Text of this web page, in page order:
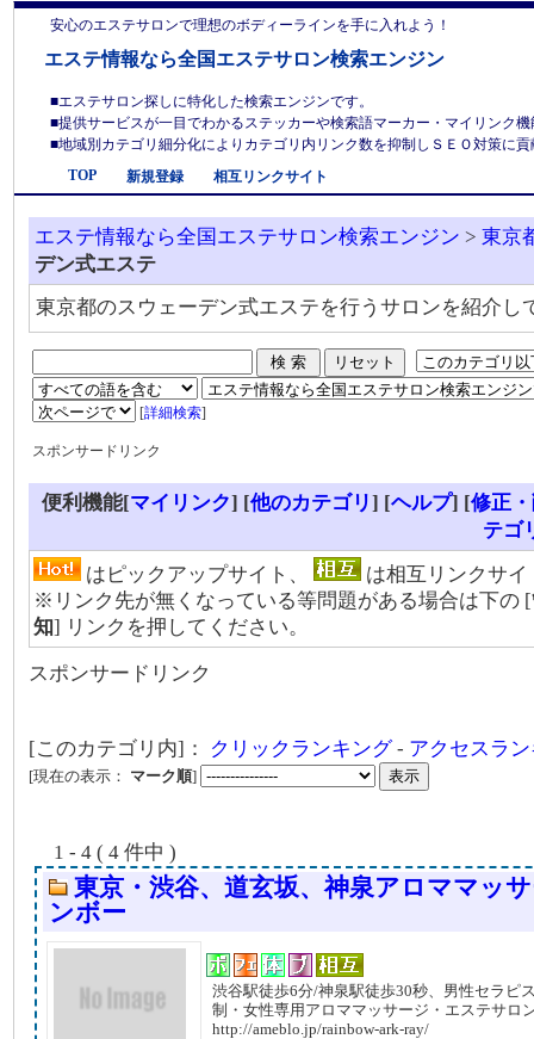
安心のエステサロンで理想のボディーラインを手に入れよう！
エステ情報なら全国エステサロン検索エンジン
■エステサロン探しに特化した検索エンジンです。
■提供サービスが一目でわかるステッカーや検索語マーカー・マイリンク
■地域別カテゴリ細分化によりカテゴリ内リンク数を抑制しＳＥＯ対策に
TOP
新規登録 相互リンクサイト
エステ情報なら全国エステサロン検索エンジン > 東京
デン式エステ
東京都のスウェーデン式エステを行うサロンを紹介し
[詳細検索]
スポンサードリンク
便利機能[マイリンク] [他のカテゴリ] [ヘルプ] [修正
テゴ
はピックアップサイト、
は相互リンクサイ
※リンク先が無くなっている等問題がある場合は下の [
知] リンクを押してください。
スポンサードリンク
[このカテゴリ内]： クリックランキング- アクセスラ
[現在の表示： マーク順]
1 - 4 ( 4 件中 )
東京・渋谷、道玄坂、神泉アロママッ
ンボー
渋谷駅徒歩6分/神泉駅徒歩30秒、男性セラピ
制・女性専用アロママッサージ・エステサロ
http://ameblo.jp/rainbow-ark-ray/